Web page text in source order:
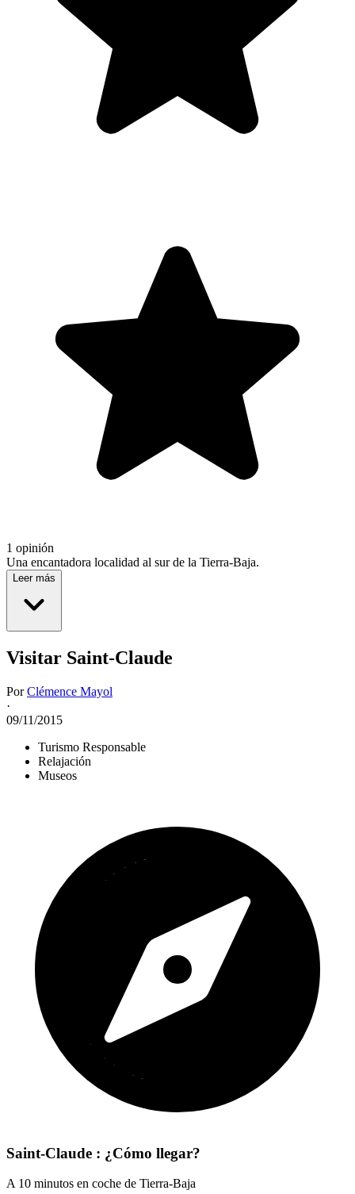
1 opinión
Una encantadora localidad al sur de la Tierra-Baja.
Leer más
Visitar Saint-Claude
PorClémence Mayol
·
09/11/2015
Turismo Responsable
Relajación
Museos
Saint-Claude : ¿Cómo llegar?
A 10 minutos en coche de Tierra-Baja